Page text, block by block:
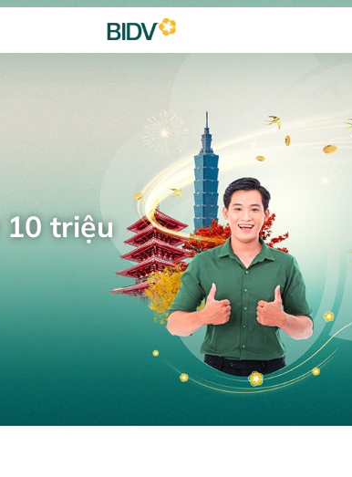
triệu